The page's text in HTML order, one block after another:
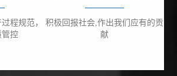
程规范，
管控
积极回报社会,作出我们应有的贡
献